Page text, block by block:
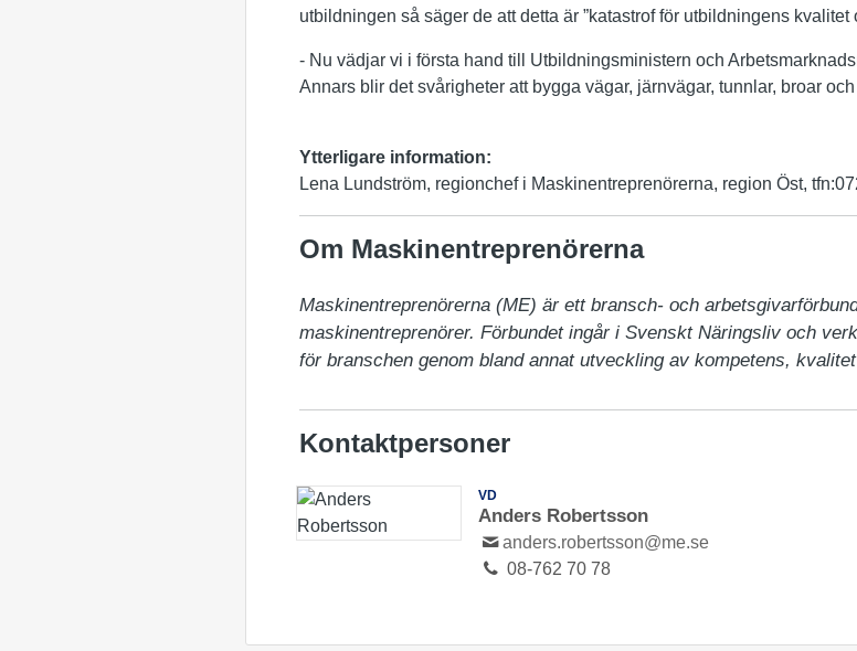
utbildningen så säger de att detta är ”katastrof för utbildningens kvalitet
- Nu vädjar vi i första hand till Utbildningsministern och
Annars blir det svårigheter att bygga vägar, järnvägar, tunnlar, broar
Ytterligare information:
Lena Lundström, regionchef i Maskinentreprenörerna, region Öst,
Om Maskinentreprenörerna
Maskinentreprenörerna (ME) är ett bransch- och
maskinentreprenörer. Förbundet ingår i Svenskt Näringsliv och
för branschen genom bland annat utveckling av kompetens,
Kontaktpersoner
VD
Anders Robertsson
anders.robertsson@me.se
08-762 70 78